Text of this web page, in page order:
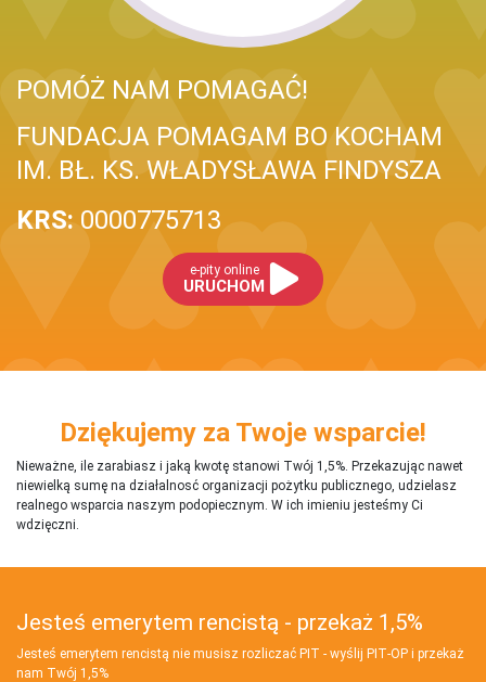
POMÓŻ NAM POMAGAĆ!
FUNDACJA POMAGAM BO KOCHAM
IM. BŁ. KS. WŁADYSŁAWA FINDYSZA
KRS: 0000775713
e-pity online
URUCHOM
Dziękujemy za Twoje wsparcie!
Nieważne, ile zarabiasz i jaką kwotę stanowi Twój 1,5%. Przekazując nawet
niewielką sumę na działalnosć organizacji pożytku publicznego, udzielasz
realnego wsparcia naszym podopiecznym. W ich imieniu jesteśmy Ci
wdzięczni.
Jesteś emerytem rencistą - przekaż 1,5%
Jesteś emerytem rencistą nie musisz rozliczać PIT - wyślij PIT‑OP i przekaż
nam Twój 1,5%